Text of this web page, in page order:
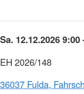
Sa. 12.12.2026
EH 2026/148
36037 Fulda,